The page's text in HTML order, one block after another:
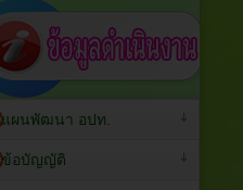
แผนพัฒนา อปท.
ข้อบัญญัติ